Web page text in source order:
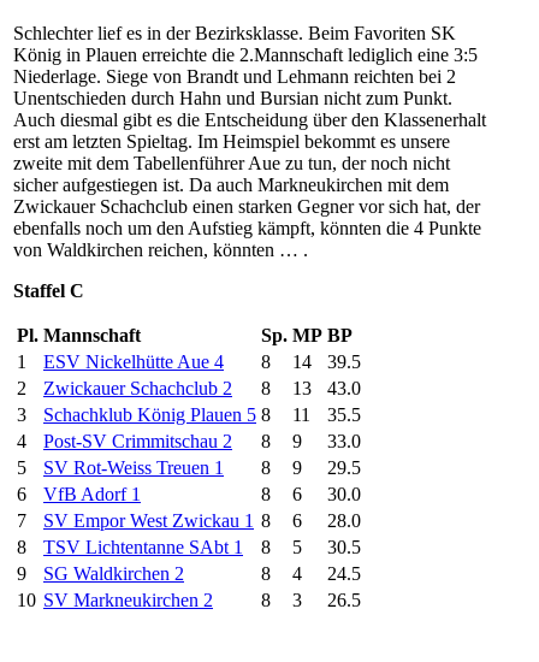
Schlechter lief es in der Bezirksklasse. Beim Favoriten SK
König in Plauen erreichte die 2.Mannschaft lediglich eine 3:5
Niederlage. Siege von Brandt und Lehmann reichten bei 2
Unentschieden durch Hahn und Bursian nicht zum Punkt.
Auch diesmal gibt es die Entscheidung über den Klassenerhalt
erst am letzten Spieltag. Im Heimspiel bekommt es unsere
zweite mit dem Tabellenführer Aue zu tun, der noch nicht
sicher aufgestiegen ist. Da auch Markneukirchen mit dem
Zwickauer Schachclub einen starken Gegner vor sich hat, der
ebenfalls noch um den Aufstieg kämpft, könnten die 4 Punkte
von Waldkirchen reichen, könnten … .
Staffel C
Pl. Mannschaft Sp. MP BP
1
ESV Nickelhütte Aue 4 8 14
39.5
2
Zwickauer Schachclub 2 8 13
43.0
3
Schachklub König Plauen 5 8 11
35.5
4
Post-SV Crimmitschau 2 8 9
33.0
5
SV Rot-Weiss Treuen 1 8 9
29.5
6
VfB Adorf 1 8 6
30.0
7
SV Empor West Zwickau 1 8 6
28.0
8
TSV Lichtentanne SAbt 1 8 5
30.5
9
SG Waldkirchen 2 8 4
24.5
10 SV Markneukirchen 2 8 3 26.5